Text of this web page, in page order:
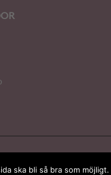
ska bli så bra som